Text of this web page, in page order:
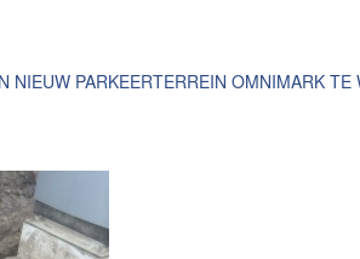
NIEUW PARKEERTERREIN OMNIMARK